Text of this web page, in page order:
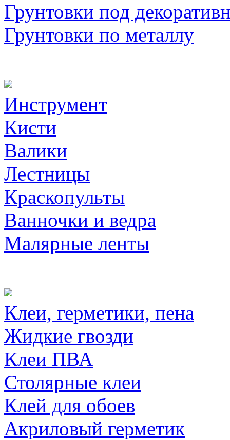
Грунтовки под
Грунтовки по металлу
Инструмент
Кисти
Валики
Лестницы
Краскопульты
Ванночки и ведра
Малярные ленты
Клеи, герметики, пена
Жидкие гвозди
Клеи ПВА
Столярные клеи
Клей для обоев
Акриловый герметик